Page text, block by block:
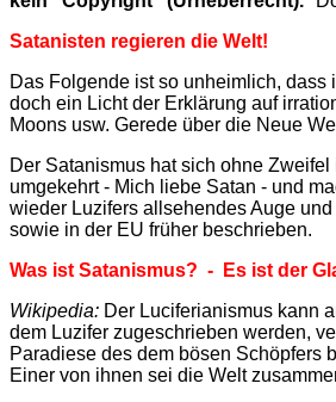
Satanisten regieren die Welt!
Das Folgende ist so unheimlich,
doch ein Licht der Erklärung auf
Moons usw. Gerede über die Neue
Der Satanismus hat sich ohne
umgekehrt - Mich liebe Satan - und
wieder Luzifers allsehendes Auge
sowie in der EU früher beschrieben.
Was ist Satanismus? -
Es ist der
Wikipedia: Der Luciferianismus kann
dem Luzifer zugeschrieben werden,
Paradiese des dem bösen Schöpfers
Einer von ihnen sei die Welt